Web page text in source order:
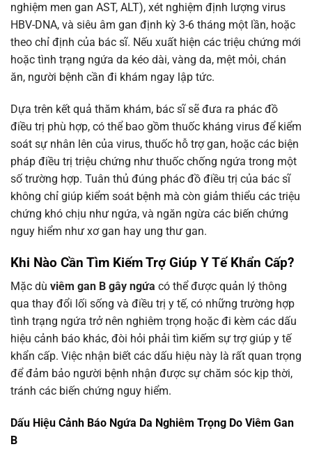
nghiệm men gan AST, ALT), xét nghiệm định lượng virus
HBV-DNA, và siêu âm gan định kỳ 3-6 tháng một lần, hoặc
theo chỉ định của bác sĩ. Nếu xuất hiện các triệu chứng mới
hoặc tình trạng ngứa da kéo dài, vàng da, mệt mỏi, chán
ăn, người bệnh cần đi khám ngay lập tức.
Dựa trên kết quả thăm khám, bác sĩ sẽ đưa ra phác đồ
điều trị phù hợp, có thể bao gồm thuốc kháng virus để kiểm
soát sự nhân lên của virus, thuốc hỗ trợ gan, hoặc các biện
pháp điều trị triệu chứng như thuốc chống ngứa trong một
số trường hợp. Tuân thủ đúng phác đồ điều trị của bác sĩ
không chỉ giúp kiểm soát bệnh mà còn giảm thiểu các triệu
chứng khó chịu như ngứa, và ngăn ngừa các biến chứng
nguy hiểm như xơ gan hay ung thư gan.
Khi Nào Cần Tìm Kiếm Trợ Giúp Y Tế Khẩn Cấp?
Mặc dù viêm gan B gây ngứa có thể được quản lý thông
qua thay đổi lối sống và điều trị y tế, có những trường hợp
tình trạng ngứa trở nên nghiêm trọng hoặc đi kèm các dấu
hiệu cảnh báo khác, đòi hỏi phải tìm kiếm sự trợ giúp y tế
khẩn cấp. Việc nhận biết các dấu hiệu này là rất quan trọng
để đảm bảo người bệnh nhận được sự chăm sóc kịp thời,
tránh các biến chứng nguy hiểm.
Dấu Hiệu Cảnh Báo Ngứa Da Nghiêm Trọng Do Viêm Gan
B